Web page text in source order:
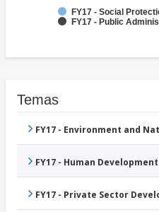
FY17 - Social
FY17 - Public
Temas
FY17 - Environment and
FY17 - Human
FY17 - Private Sector